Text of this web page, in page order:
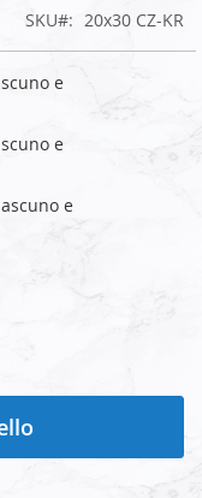
SKU
20x30 CZ-KR
e
e
e